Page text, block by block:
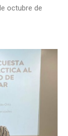
octubre de